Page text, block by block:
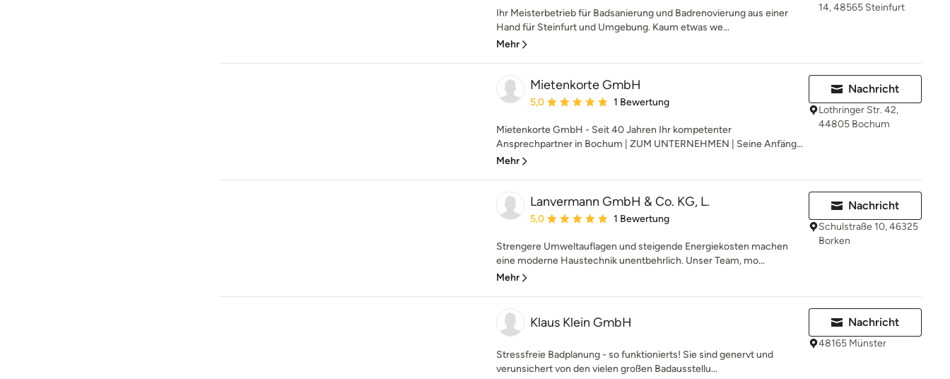
Ihr Meisterbetrieb für Badsanierung und Badrenovierung aus einer
Hand für Steinfurt und Umgebung. Kaum etwas we...
Mehr
14, 48565 Steinfurt
Mietenkorte GmbH
Durchschnittliche Bewertung: 5 von 5 Sternen
5,0 1 Bewertung
Mietenkorte GmbH - Seit 40 Jahren Ihr kompetenter
Ansprechpartner in Bochum | ZUM UNTERNEHMEN | Seine Anfäng...
Mehr
Nachricht
Lothringer Str. 42,
44805 Bochum
Lanvermann GmbH & Co. KG, L.
Durchschnittliche Bewertung: 5 von 5 Sternen
5,0 1 Bewertung
Strengere Umweltauflagen und steigende Energiekosten machen
eine moderne Haustechnik unentbehrlich. Unser Team, mo...
Mehr
Nachricht
Schulstraße 10, 46325
Borken
Klaus Klein GmbH
Stressfreie Badplanung - so funktionierts! Sie sind genervt und
verunsichert von den vielen großen Badausstellu...
Nachricht
48165 Münster